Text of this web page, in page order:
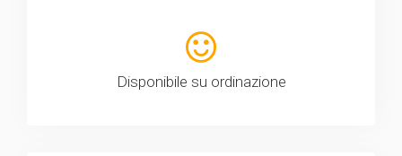
Disponibile su ordinazione